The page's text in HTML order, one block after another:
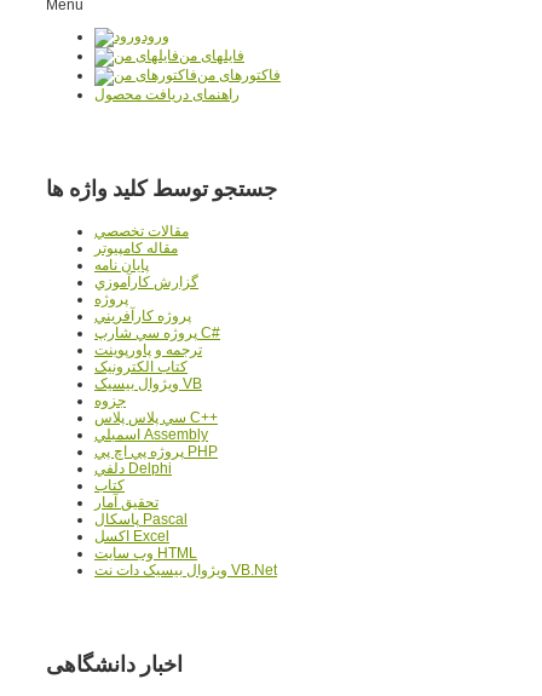
Menu
ورود
فایلهای من
فاکتورهای من
راهنمای دریافت محصول
جستجو توسط کلید واژه ها
مقالات تخصصي
مقاله کامپیوتر
پایان نامه
گزارش کارآموزي
پروژه
پروژه کارآفريني
پروژه سي شارپ C#
ترجمه و پاورپوينت
کتاب الکترونيک
ويژوال بيسيک VB
جزوه
سي پلاس پلاس C++
اسمبلي Assembly
پروژه پي اچ پي PHP
دلفي Delphi
کتاب
تحقيق آمار
پاسکال Pascal
اکسل Excel
وب سايت HTML
ويژوال بيسيک دات نت VB.Net
اخبار دانشگاهی